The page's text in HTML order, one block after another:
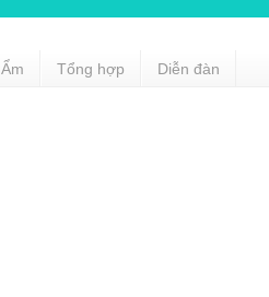
Tổng hợp Diễn đàn